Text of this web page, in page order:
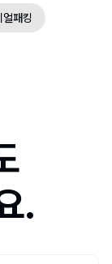
얼패킹
.